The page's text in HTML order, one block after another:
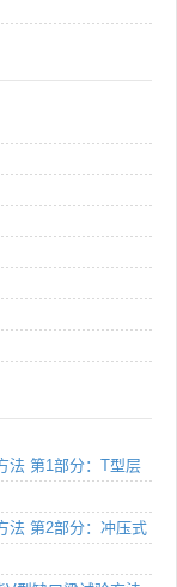
法 第1部分：T型层
法 第2部分：冲压式